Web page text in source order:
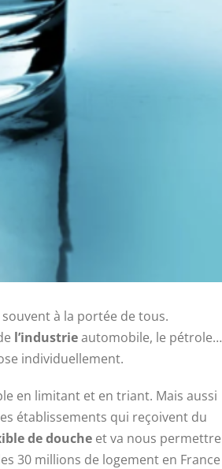
à la portée de tous.
l’industrieautomobile, le pétrole…
individuellement.
en limitant et en triant. Mais aussi
établissements qui reçoivent du
de douche et va nous permettre
30 millions de logement en France